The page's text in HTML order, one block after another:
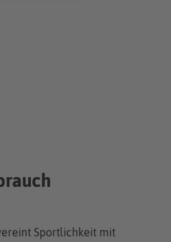
Sportlichkeit mit